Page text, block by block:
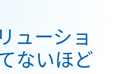
ューショ
ないほど